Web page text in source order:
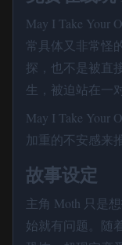
May I Take Your
常具体又非常怪
探，也不是被直
生，被迫站在一
May I Take Your
加重的不安感来
故事设定
主角 Moth 只是
始就有问题。随